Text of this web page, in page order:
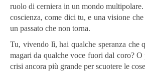
ruolo di cerniera in un mondo multipolare.
coscienza, come dici tu, e una visione
un passato che non torna.
Tu, vivendo lì, hai qualche speranza che
magari da qualche voce fuori dal coro? O
crisi ancora più grande per scuotere le